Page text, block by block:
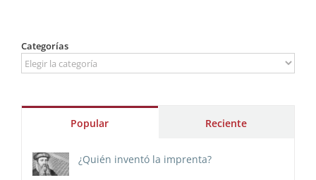
Categorías
Categorías
Popular Reciente
¿Quién inventó la imprenta?